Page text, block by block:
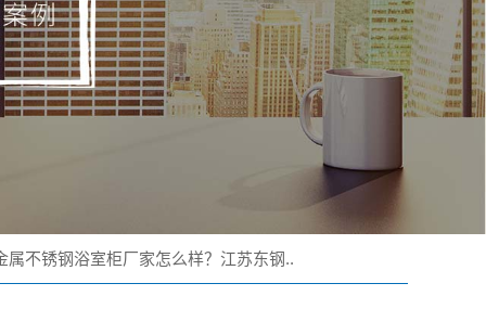
属不锈钢浴室柜厂家怎么样？江苏东钢..